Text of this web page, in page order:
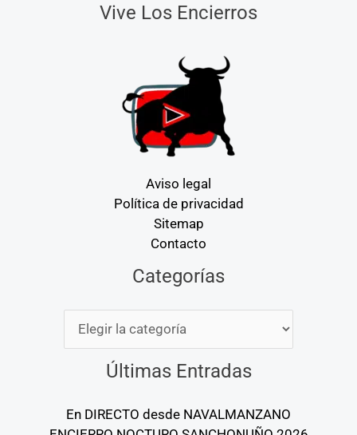
Vive Los Encierros
Aviso legal
Política de privacidad
Sitemap
Contacto
Categorías
Últimas Entradas
En DIRECTO desde NAVALMANZANO